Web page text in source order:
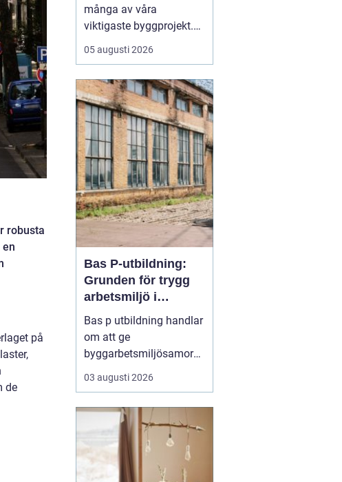
robusta
på
de
många av våra
viktigaste byggprojekt.
När tunnlar, vägar,
källare och ledningar ska
den mest effektiva
vägen framåt. Samtidigt
väcker arbetet frågor:
hur går det till, hur säkert
är det och vilka krav st...
05 augusti 2026
Bas P-utbildning:
Grunden för trygg
arbetsmiljö i
byggprojekt
Bas p utbildning handlar
om att ge
byggarbetsmiljösamord
nare den kunskap som
krävs för att planera och
enligt gällande regler.
Den som vill fördjupa sig
i området kan till
exempel vända ...
03 augusti 2026